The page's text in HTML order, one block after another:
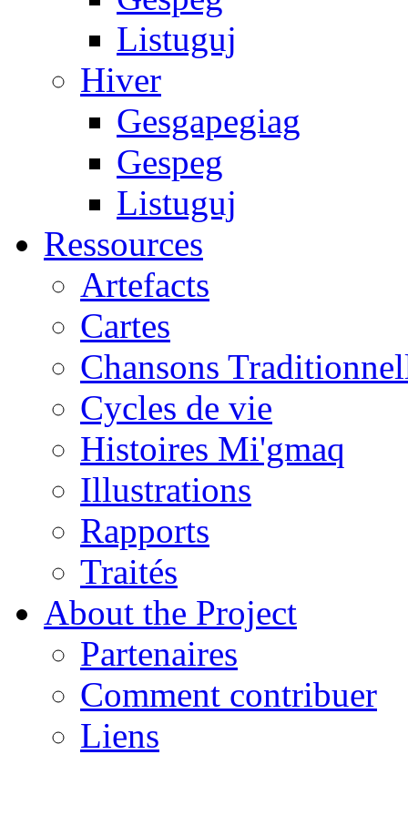
Listuguj
Hiver
Gesgapegiag
Gespeg
Listuguj
Ressources
Artefacts
Cartes
Chansons
Cycles de vie
Histoires Mi'gmaq
Illustrations
Rapports
Traités
About the Project
Partenaires
Comment contribuer
Liens